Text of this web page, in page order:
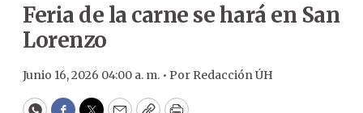
Feria de la carne se hará en San
Lorenzo
Junio 16, 2026 04:00 a. m. • Por Redacción ÚH